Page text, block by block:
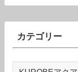
カテゴリー
カ